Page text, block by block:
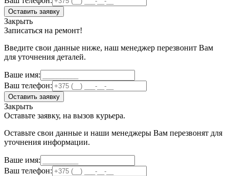
Оставить заявку
Закрыть
Записаться на ремонт!
Введите свои данные ниже, наш менеджер перезвонит Вам
для уточнения деталей.
Ваше имя:
Ваш телефон:
Оставить заявку
Закрыть
Оставьте заявку, на вызов курьера.
Оставьте свои данные и наши менеджеры Вам перезвонят для
уточнения информации.
Ваше имя:
Ваш телефон: